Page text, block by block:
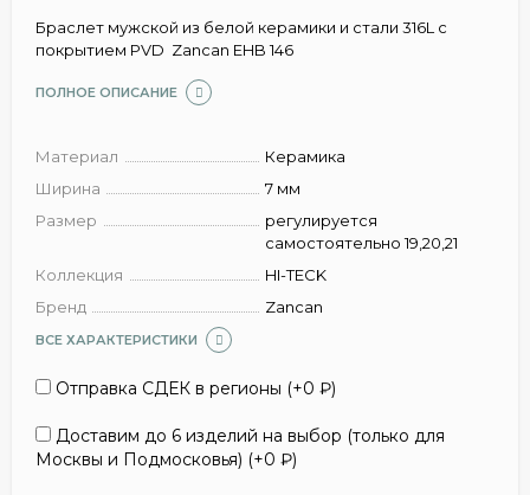
Браслет мужской из белой керамики и стали 316L c
покрытием PVD Zancan EHB 146
ПОЛНОЕ ОПИСАНИЕ
Материал
Керамика
Ширина
7 мм
Размер
регулируется
самостоятельно 19,20,21
Коллекция
HI-TECK
Бренд
Zancan
ВСЕ ХАРАКТЕРИСТИКИ
Отправка СДЕК в регионы (+0 ₽)
Доставим до 6 изделий на выбор (только для
Москвы и Подмосковья) (+0 ₽)